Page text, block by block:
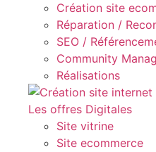
Création site
Réparation /
SEO /
Community
Réalisations
Les offres Digitales
Site vitrine
Site ecommerce